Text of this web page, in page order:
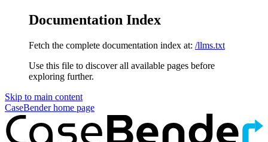
Documentation Index
Fetch the complete documentation index at: /llms.txt
Use this file to discover all available pages before
exploring further.
Skip to main content
CaseBenderhome page